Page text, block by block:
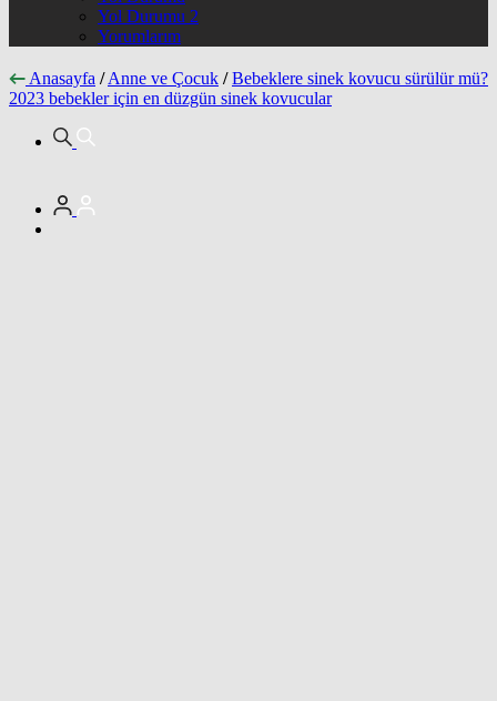
Yol Durumu 2
Yorumlarım
Anasayfa /Anne ve Çocuk / Bebeklere sinek kovucu sürülür mü?
2023 bebekler için en düzgün sinek kovucular